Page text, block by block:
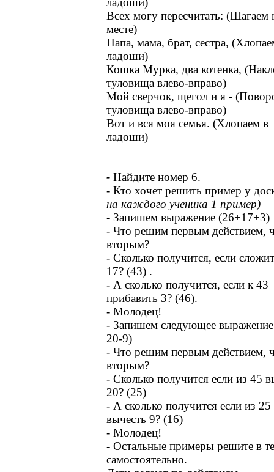
Всех могу пересчитать: (Шагаем
месте)
Папа, мама, брат, сестра,
ладоши)
Кошка Мурка, два котенка,
туловища влево-вправо)
Мой сверчок, щегол и я -
туловища влево-вправо)
Вот и вся моя семья. (Хлопаем в
ладоши)
- Найдите номер 6.
- Кто хочет решить пример у
на каждого ученика 1 пример)
- Запишем выражение (26+17+3)
- Что решим первым действием,
вторым?
- Сколько получится, если
17? (43) .
- А сколько получится, если к 43
прибавить 3? (46).
- Молодец!
- Запишем следующее
20-9)
- Что решим первым действием,
вторым?
- Сколько получится если из 45
20? (25)
- А сколько получится если из 25
вычесть 9? (16)
- Молодец!
- Остальные примеры решите в
самостоятельно.